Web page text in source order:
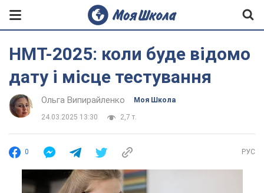
НМТ-2025: коли буде відомо
дату і місце тестування
Ольга Випирайленко Моя Школа
24.03.2025 13:30 2,7 т.
0 РУС